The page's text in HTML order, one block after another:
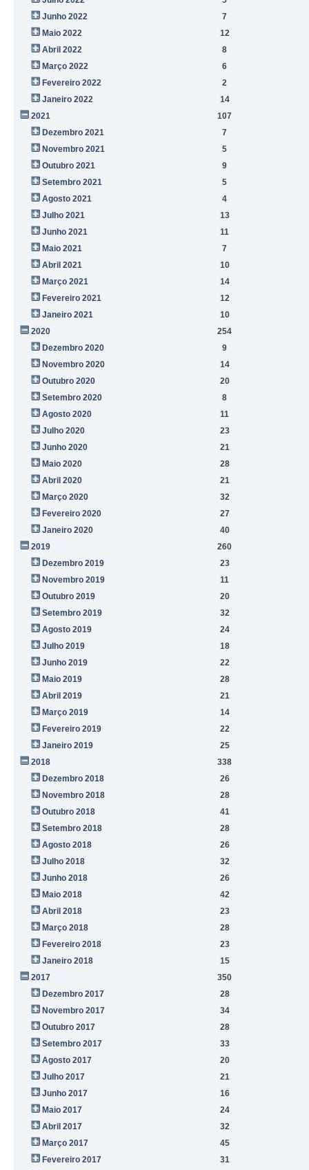
Junho 2022
7
Maio 2022
12
Abril 2022
8
Março 2022
6
Fevereiro 2022
2
Janeiro 2022
14
2021
107
Dezembro 2021
7
Novembro 2021
5
Outubro 2021
9
Setembro 2021
5
Agosto 2021
4
Julho 2021
13
Junho 2021
11
Maio 2021
7
Abril 2021
10
Março 2021
14
Fevereiro 2021
12
Janeiro 2021
10
2020
254
Dezembro 2020
9
Novembro 2020
14
Outubro 2020
20
Setembro 2020
8
Agosto 2020
11
Julho 2020
23
Junho 2020
21
Maio 2020
28
Abril 2020
21
Março 2020
32
Fevereiro 2020
27
Janeiro 2020
40
2019
260
Dezembro 2019
23
Novembro 2019
11
Outubro 2019
20
Setembro 2019
32
Agosto 2019
24
Julho 2019
18
Junho 2019
22
Maio 2019
28
Abril 2019
21
Março 2019
14
Fevereiro 2019
22
Janeiro 2019
25
2018
338
Dezembro 2018
26
Novembro 2018
28
Outubro 2018
41
Setembro 2018
28
Agosto 2018
26
Julho 2018
32
Junho 2018
26
Maio 2018
42
Abril 2018
23
Março 2018
28
Fevereiro 2018
23
Janeiro 2018
15
2017
350
Dezembro 2017
28
Novembro 2017
34
Outubro 2017
28
Setembro 2017
33
Agosto 2017
20
Julho 2017
21
Junho 2017
16
Maio 2017
24
Abril 2017
32
Março 2017
45
Fevereiro 2017
31